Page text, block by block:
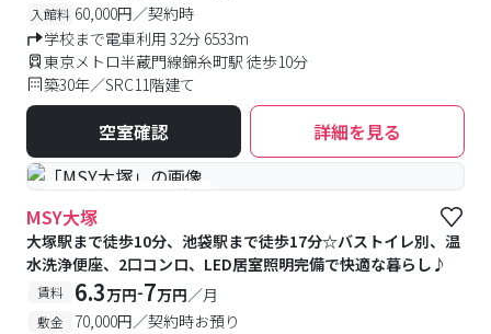
入館料 60,000円／契約時
学校まで電車利用 32分 6533m
東京メトロ半蔵門線錦糸町駅 徒歩10分
築30年／SRC11階建て
空室確認 詳細を見る
#予約受付中 #空室待ち
MSY大塚
大塚駅まで徒歩10分、池袋駅まで徒歩17分☆バストイレ別、温
水洗浄便座、2口コンロ、LED居室照明完備で快適な暮らし♪
賃料 6.3万円-7万円／月
敷金 70,000円／契約時お預り